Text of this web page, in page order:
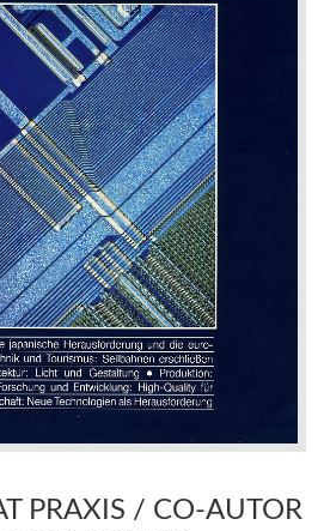
PRAXIS / CO-AUTOR